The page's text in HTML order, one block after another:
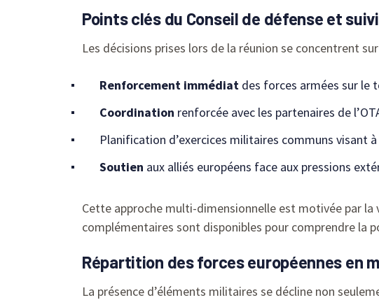
Points clés du Conseil de défense et
Les décisions prises lors de la réunion se concentrent
Renforcement immédiat des forces armées sur le
Coordination renforcée avec les partenaires de
Planification d’exercices militaires communs
Soutien aux alliés européens face aux pressions
Cette approche multi-dimensionnelle est motivée par
complémentaires sont disponibles pour comprendre la
Répartition des forces européennes en
La présence d’éléments militaires se décline non